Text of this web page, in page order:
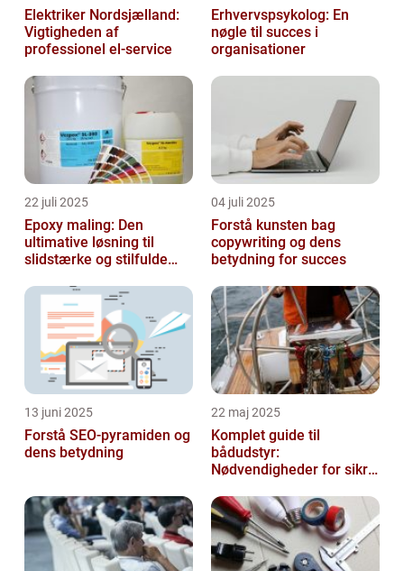
Elektriker Nordsjælland:
Vigtigheden af
professionel el-service
Erhvervspsykolog: En
nøgle til succes i
organisationer
22 juli 2025
Epoxy maling: Den
ultimative løsning til
slidstærke og stilfulde
04 juli 2025
Forstå kunsten bag
copywriting og dens
betydning for succes
13 juni 2025
Forstå SEO-pyramiden og
dens betydning
22 maj 2025
Komplet guide til
bådudstyr:
Nødvendigheder for sikre